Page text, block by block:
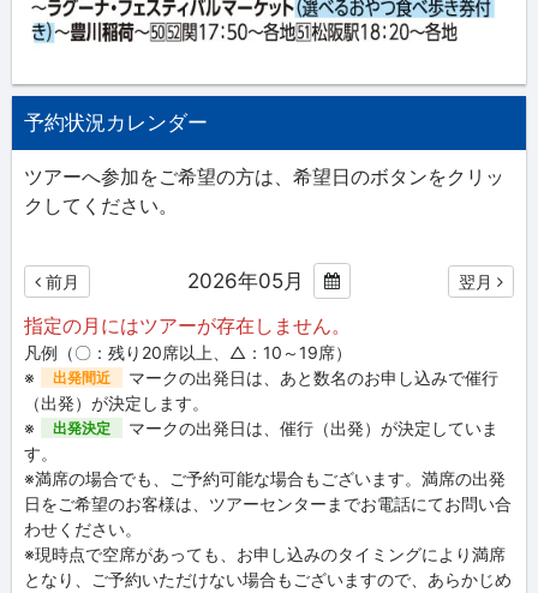
予約状況カレンダー
ツアーへ参加をご希望の方は、希望日のボタンをクリッ
クしてください。
前月 2026年05月 翌月
指定の月にはツアーが存在しません。
凡例（〇：残り20席以上、△：10～19席）
※
出発間近
マークの出発日は、あと数名のお申し込みで催行
（出発）が決定します。
※
出発決定
マークの出発日は、催行（出発）が決定していま
す。
※満席の場合でも、ご予約可能な場合もございます。満席の出発
日をご希望のお客様は、ツアーセンターまでお電話にてお問い合
わせください。
※現時点で空席があっても、お申し込みのタイミングにより満席
となり、ご予約いただけない場合もございますので、あらかじめ